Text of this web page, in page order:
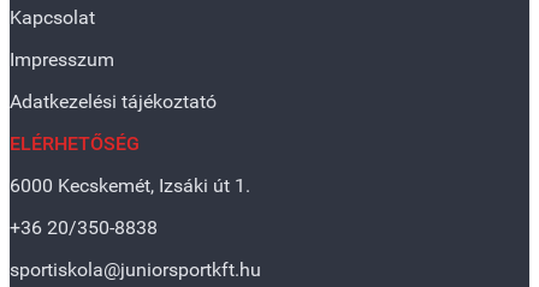
Kapcsolat
Impresszum
Adatkezelési tájékoztató
ELÉRHETŐSÉG
6000 Kecskemét, Izsáki út 1.
+36 20/350-8838
sportiskola@juniorsportkft.hu